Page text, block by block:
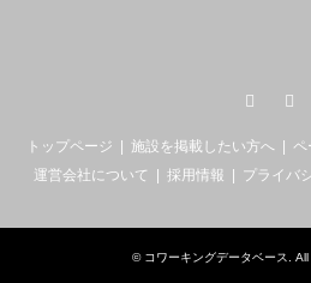
トップページ 施設を掲載したい方へ
ペ
運営会社について
採用情報 プライバ
© コワーキングデータベース. All